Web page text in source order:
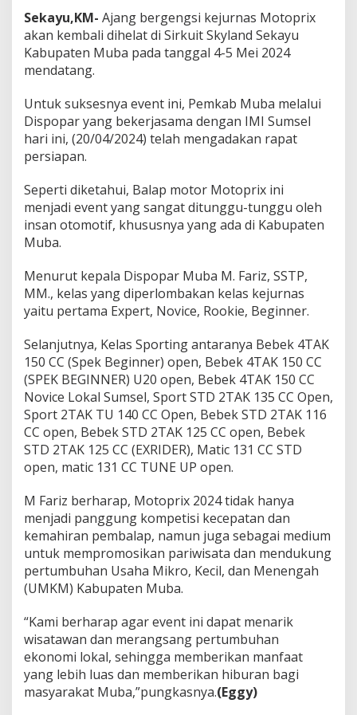
u
i
t
S
l
a
n
d
k
a
y
u
Sekayu,KM- Ajang bergengsi kejurnas Motoprix
akan kembali dihelat di Sirkuit Skyland Sekayu
Kabupaten Muba pada tanggal 4-5 Mei 2024
mendatang.
Untuk suksesnya event ini, Pemkab Muba melalui
Dispopar yang bekerjasama dengan IMI Sumsel
hari ini, (20/04/2024) telah mengadakan rapat
persiapan.
Seperti diketahui, Balap motor Motoprix ini
menjadi event yang sangat ditunggu-tunggu oleh
insan otomotif, khususnya yang ada di Kabupaten
Muba.
Menurut kepala Dispopar Muba M. Fariz, SSTP,
MM., kelas yang diperlombakan kelas kejurnas
yaitu pertama Expert, Novice, Rookie, Beginner.
Selanjutnya, Kelas Sporting antaranya Bebek 4TAK
150 CC (Spek Beginner) open, Bebek 4TAK 150 CC
(SPEK BEGINNER) U20 open, Bebek 4TAK 150 CC
Novice Lokal Sumsel, Sport STD 2TAK 135 CC Open,
Sport 2TAK TU 140 CC Open, Bebek STD 2TAK 116
CC open, Bebek STD 2TAK 125 CC open, Bebek
STD 2TAK 125 CC (EXRIDER), Matic 131 CC STD
open, matic 131 CC TUNE UP open.
M Fariz berharap, Motoprix 2024 tidak hanya
menjadi panggung kompetisi kecepatan dan
kemahiran pembalap, namun juga sebagai medium
untuk mempromosikan pariwisata dan mendukung
pertumbuhan Usaha Mikro, Kecil, dan Menengah
(UMKM) Kabupaten Muba.
“Kami berharap agar event ini dapat menarik
wisatawan dan merangsang pertumbuhan
ekonomi lokal, sehingga memberikan manfaat
yang lebih luas dan memberikan hiburan bagi
masyarakat Muba,”pungkasnya.(Eggy)